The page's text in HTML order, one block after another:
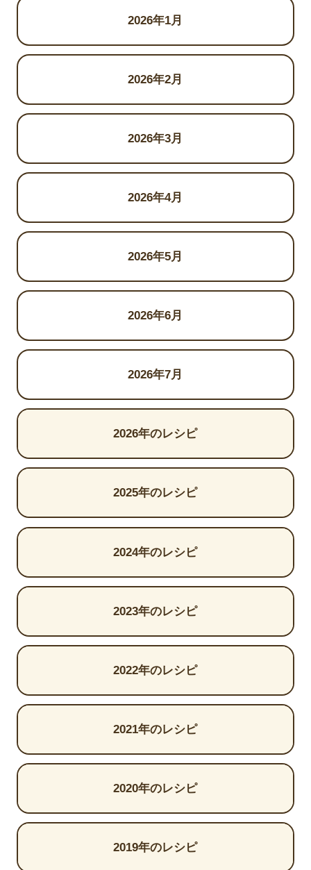
2026年1月
2026年2月
2026年3月
2026年4月
2026年5月
2026年6月
2026年7月
2026年のレシピ
2025年のレシピ
2024年のレシピ
2023年のレシピ
2022年のレシピ
2021年のレシピ
2020年のレシピ
2019年のレシピ